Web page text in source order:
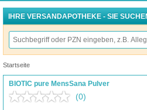
IHRE VERSANDAPOTHEKE - SIE
Startseite
BIOTIC pure MensSana Pulver
(0)